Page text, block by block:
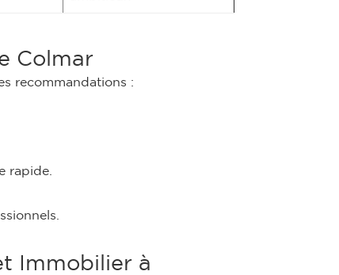
Colmar
recommandations :
rapide.
Immobilier à